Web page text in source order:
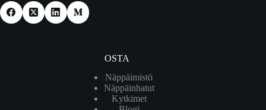
OSTA
Näppäimistö
Näppäinhatut
Kytkimet